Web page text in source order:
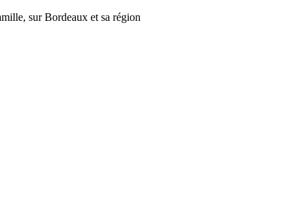
sur Bordeaux et sa région